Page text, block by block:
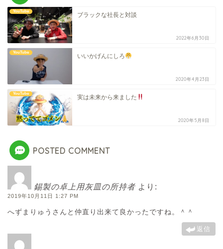
YouTube
ブラックな社長と対談
2022年6月30日
YouTube
いいかげんにしろ
2020年4月23日
YouTube
実は未来から来ました
2020年5月8日
POSTED COMMENT
錫製の卓上用灰皿の所持者 より:
2019年10月11日 1:27 PM
へずまりゅうさんと仲直り出来て良かったですね。＾＾
返信